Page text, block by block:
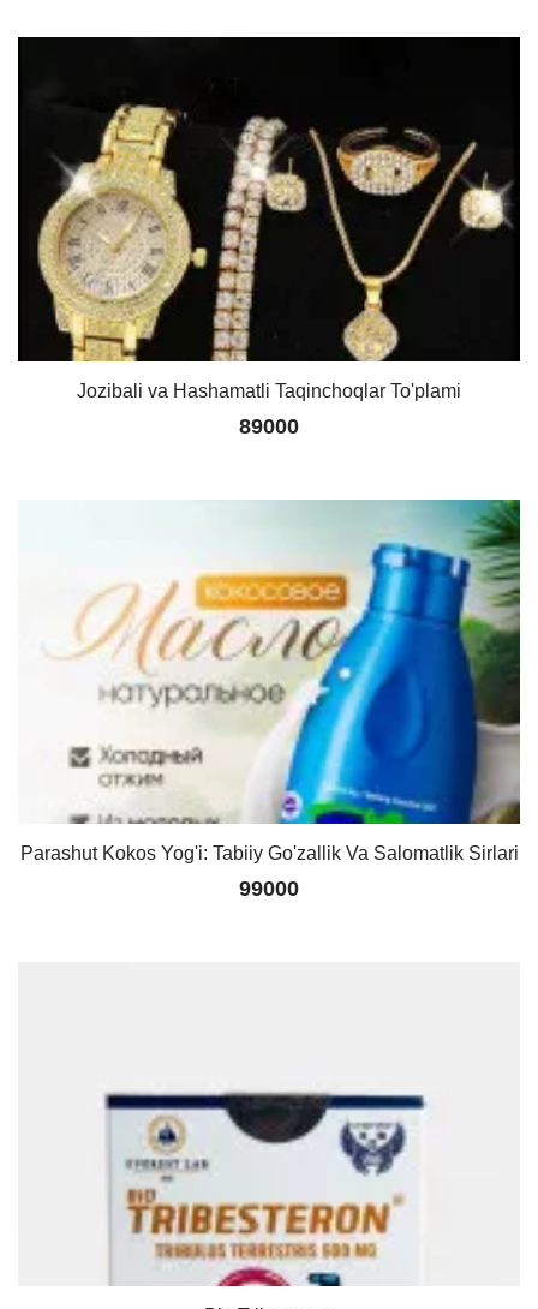
Jozibali va Hashamatli Taqinchoqlar To'plami
89000
Parashut Kokos Yog'i: Tabiiy Go'zallik Va Salomatlik Sirlari
99000